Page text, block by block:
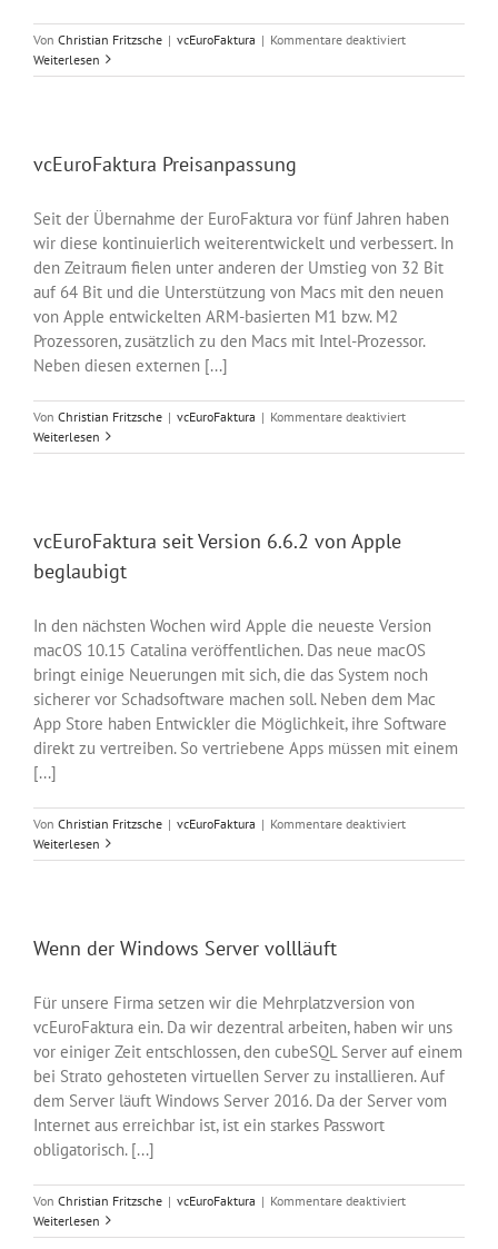
Von Christian Fritzsche | vcEuroFaktura | Kommentare deaktiviertfür
8
Weiterlesen
vcEuroFaktura Preisanpassung
Seit der Übernahme der EuroFaktura vor fünf Jahren haben
wir diese kontinuierlich weiterentwickelt und verbessert. In
den Zeitraum fielen unter anderen der Umstieg von 32 Bit
auf 64 Bit und die Unterstützung von Macs mit den neuen
von Apple entwickelten ARM-basierten M1 bzw. M2
Prozessoren, zusätzlich zu den Macs mit Intel-Prozessor.
Neben diesen externen [...]
Von Christian Fritzsche | vcEuroFaktura | Kommentare deaktiviertfür
Preisanpassung
Weiterlesen
vcEuroFaktura seit Version 6.6.2 von Apple
beglaubigt
In den nächsten Wochen wird Apple die neueste Version
macOS 10.15 Catalina veröffentlichen. Das neue macOS
bringt einige Neuerungen mit sich, die das System noch
sicherer vor Schadsoftware machen soll. Neben dem Mac
App Store haben Entwickler die Möglichkeit, ihre Software
direkt zu vertreiben. So vertriebene Apps müssen mit einem
[...]
Von Christian Fritzsche | vcEuroFaktura | Kommentare deaktiviertfür
seit
Weiterlesen
Wenn der Windows Server vollläuft
Für unsere Firma setzen wir die Mehrplatzversion von
vcEuroFaktura ein. Da wir dezentral arbeiten, haben wir uns
vor einiger Zeit entschlossen, den cubeSQL Server auf einem
bei Strato gehosteten virtuellen Server zu installieren. Auf
dem Server läuft Windows Server 2016. Da der Server vom
Internet aus erreichbar ist, ist ein starkes Passwort
obligatorisch. [...]
Von Christian Fritzsche | vcEuroFaktura | Kommentare deaktiviertfür
der
Weiterlesen